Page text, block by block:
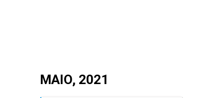
MAIO, 2021